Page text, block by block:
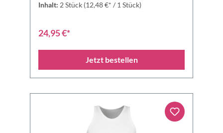
Inhalt: 2 Stück (12,48 €* / 1 Stück)
24,95 €*
Jetzt bestellen